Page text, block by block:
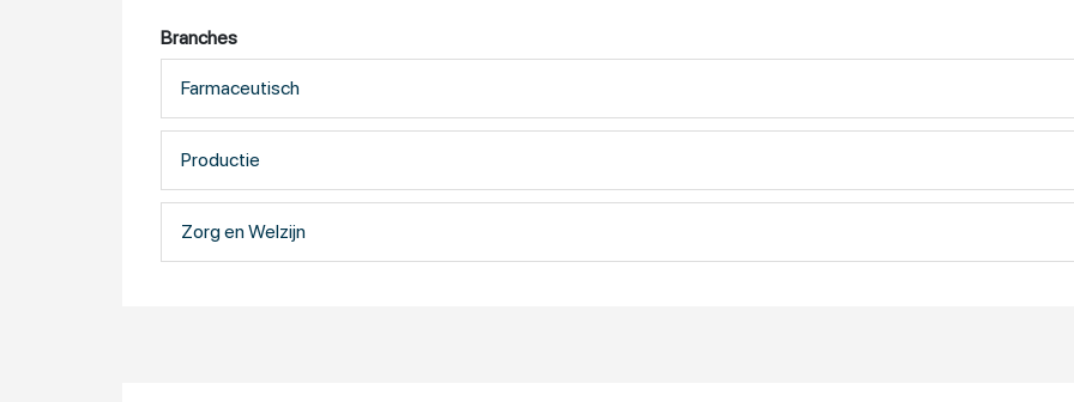
Branches
Farmaceutisch
Productie
Zorg en Welzijn